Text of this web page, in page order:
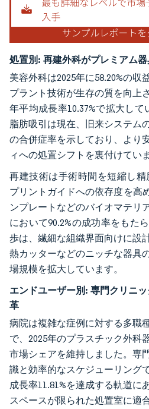
処置別: 再建外科がプレミアム
美容外科は2025年に58.20%の収
プラント技術が生存の質を向上
年平均成長率10.37%で拡大し
脂肪吸引は現在、旧来システム
の合併症率を示しており、より
ィへの処置シフトを裏付けていま
再建技術は手術時間を短縮し
プリントガイドへの依存度を高
ンプレートなどのバイオマテリ
において90.2%の成功率をもた
歩は、繊細な組織界面向けに設
熱カッターなどのニッチな器具
場規模を拡大しています。
エンドユーザー別: 専門クリニ
革
病院は複雑な症例に対する多職
で、2025年のプラスチック外科
市場シェアを維持しました。専
識と効率的なスケジューリング
成長率11.81%を達成する軌道に
スペースが限られた処置室に適